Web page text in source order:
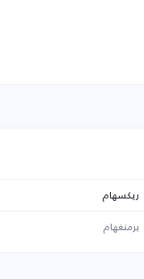
ريكسهام
برمنغهام